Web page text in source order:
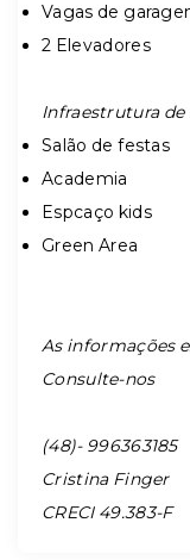
Vagas de
2 Elevadores
Infraestrutura de
Salão de festas
Academia
Espcaço kids
Green Area
As informações
Consulte-nos
(48)- 996363185
Cristina Finger
CRECI 49.383-F